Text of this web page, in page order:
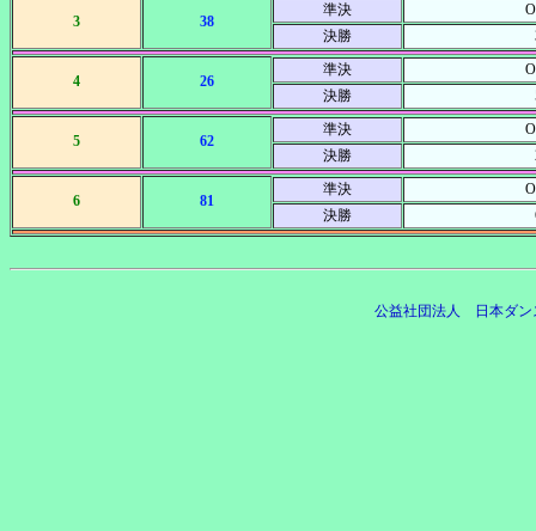
3 38
準決
決勝
4 26
準決
決勝
5 62
準決
決勝
6 81
準決
決勝
公益社団法人 日本ダ